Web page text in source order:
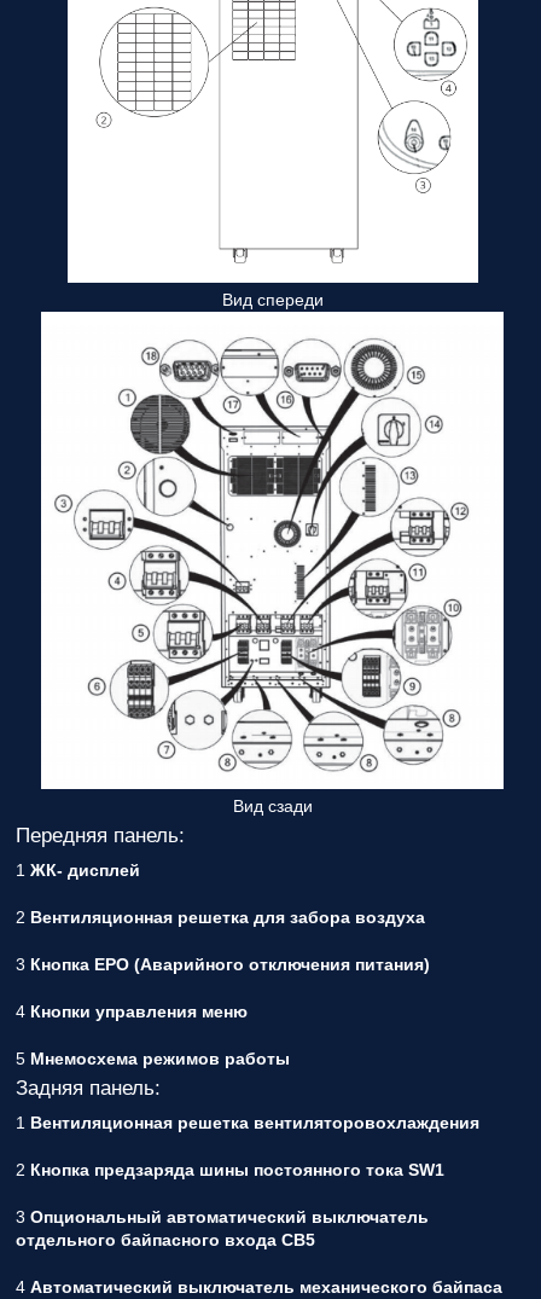
Вид спереди
Вид сзади
Передняя панель:
1 ЖК- дисплей
2 Вентиляционная решетка для забора воздуха
3 Кнопка EPO (Аварийного отключения питания)
4 Кнопки управления меню
5 Мнемосхема режимов работы
Задняя панель:
1 Вентиляционная решетка вентиляторовохлаждения
2 Кнопка предзаряда шины постоянного тока SW1
3 Опциональный автоматический выключатель
отдельного байпасного входа СВ5
4 Автоматический выключатель механического байпаса